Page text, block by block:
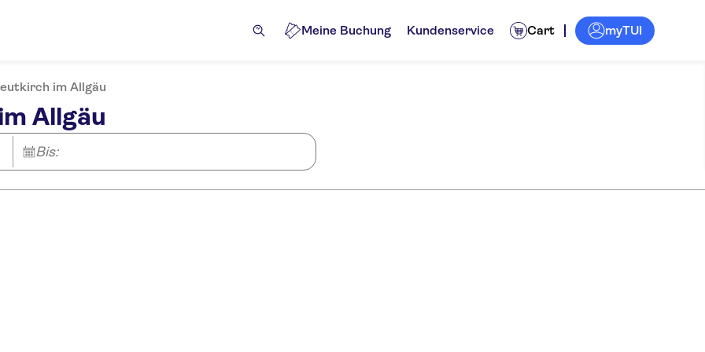
Meine Buchung Kundenservice Cart myTUI
im Allgäu
Allgäu
Bis: